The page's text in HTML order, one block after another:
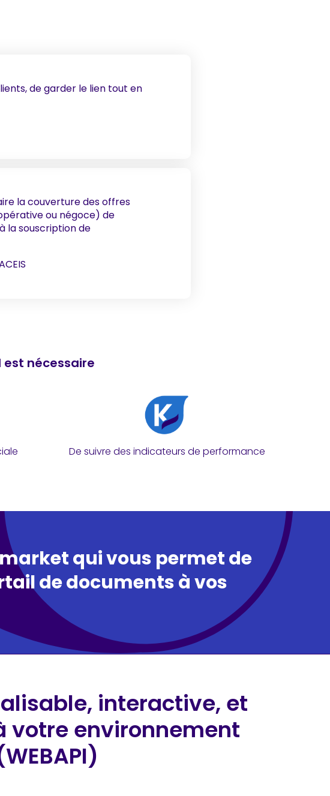
de garder le lien tout en
la couverture des offres
ou négoce) de
la souscription de
nécessaire
De suivre des indicateurs de performance
qui vous permet de
de documents à vos
interactive, et
votre environnement